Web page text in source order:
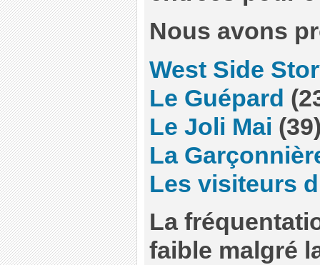
Nous avons
West Side
Le Guépard
Le Joli Mai
La
Les visiteurs
La
faible malgré